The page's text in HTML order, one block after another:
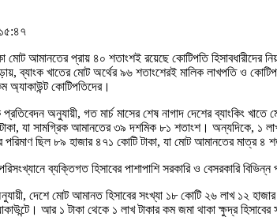
মোট আমানতের প্রায় ৪০ শতাংশই রয়েছে কোটিপতি
ব্যাংক খাতের মোট অর্থের ৯৬ শতাংশেরই মালিক লাখপতি ও
অ্যাকাউন্ট কোটিপতিদের।
প্রতিবেদন অনুযায়ী, গত মার্চ মাসের শেষ নাগাদ দেশের ব্যাংকিং
যা সামগ্রিক আমানতের ৩৯ দশমিক ৮১ শতাংশ। অন্যদিকে, ১
পরিমাণ ছিল ৮৯ হাজার ৪৭১ কোটি টাকা, যা মোট আমানতের মাত্র ৪
ব্যক্তিগত হিসাবের পাশাপাশি সরকারি ও বেসরকারি
দেশে মোট আমানত হিসাবের সংখ্যা ১৮ কোটি ২৬ লাখ ১২
আর ১ টাকা থেকে ১ লাখ টাকার কম জমা থাকা ক্ষুদ্র